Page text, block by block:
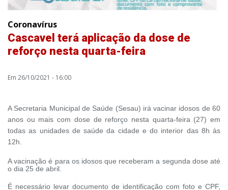
Coronavírus
Cascavel terá aplicação da dose de
reforço nesta quarta-feira
Em 26/10/2021 - 16:00
A Secretaria Municipal de Saúde (Sesau) irá vacinar idosos de 60
anos ou mais com dose de reforço nesta quarta-feira (27) em
todas as unidades de saúde da cidade e do interior das 8h às
12h.
A vacinação é para os idosos que receberam a segunda dose até
o dia 25 de abril.
É necessário levar documento de identificação com foto e CPF,